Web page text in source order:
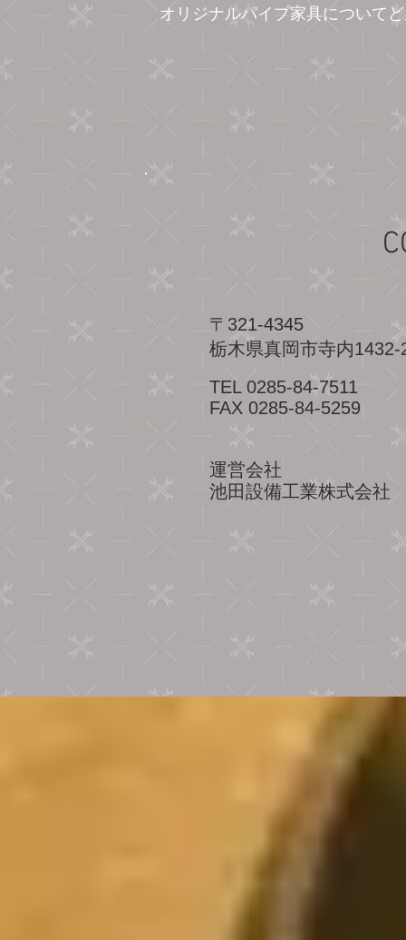
オリジナルパイプ家具について
〒321-4345
栃木県真岡市寺内1432-
TEL 0285-84-7511
FAX 0285-84-5259
運営会社
池田設備工業株式会社